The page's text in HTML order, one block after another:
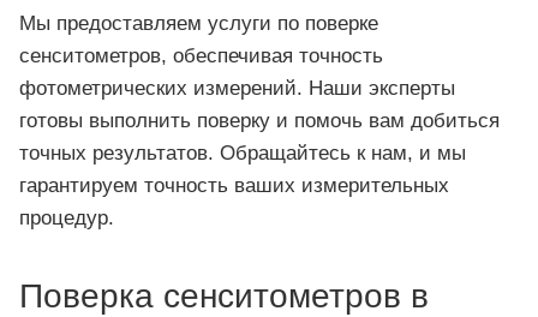
Мы предоставляем услуги по поверке
сенситометров, обеспечивая точность
фотометрических измерений. Наши эксперты
готовы выполнить поверку и помочь вам добиться
точных результатов. Обращайтесь к нам, и мы
гарантируем точность ваших измерительных
процедур.
Поверка сенситометров в